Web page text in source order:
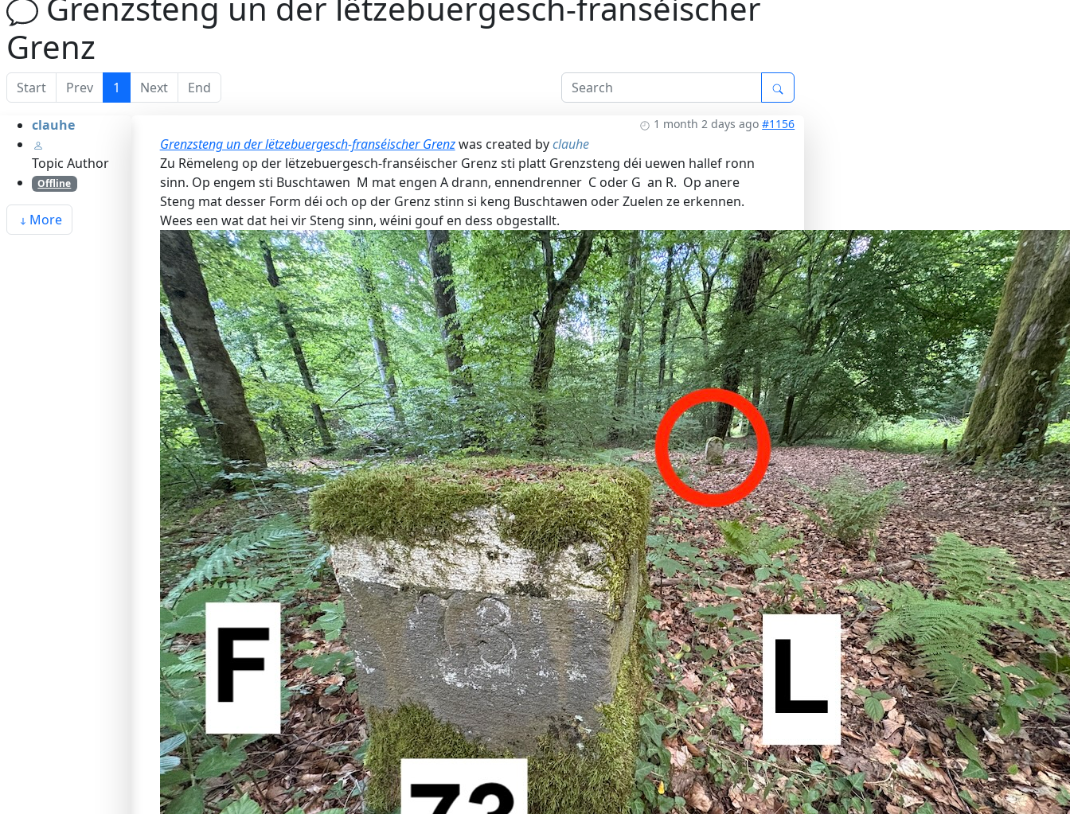
Grenz
Start Prev 1 Next End
clauhe
Topic Author
Offline
More
1 month 2 days ago #1156
Grenzsteng un der lëtzebuergesch-franséischer Grenzwas created byclauhe
Zu Rëmeleng op der lëtzebuergesch-franséischer Grenz sti platt Grenzsteng déi uewen hallef ronn
sinn. Op engem sti Buschtawen M mat engen A drann, ennendrenner C oder G an R. Op anere
Steng mat desser Form déi och op der Grenz stinn si keng Buschtawen oder Zuelen ze erkennen.
Wees een wat dat hei vir Steng sinn, wéini gouf en dess obgestallt.